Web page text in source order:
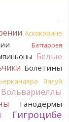
виды
- разные грибы.
Аскокорине
Баттаррея
Белые
Болетины
Валуй
Вольвариеллы
Ганодермы
Гигроцибе